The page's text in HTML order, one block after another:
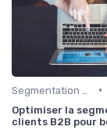
•
Optimiser la
clients B2B pour